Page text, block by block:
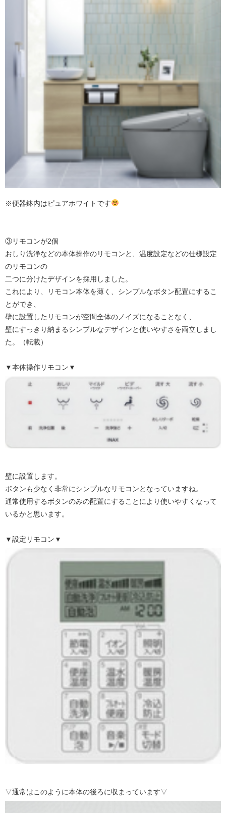
※便器鉢内はピュアホワイトです
③リモコンが2個
おしり洗浄などの本体操作のリモコンと、温度設定などの仕様設定
のリモコンの
二つに分けたデザインを採用しました。
これにより、リモコン本体を薄く、シンプルなボタン配置にするこ
とができ、
壁に設置したリモコンが空間全体のノイズになることなく、
壁にすっきり納まるシンプルなデザインと使いやすさを両立しまし
た。（転載）
▼本体操作リモコン▼
壁に設置します。
ボタンも少なく非常にシンプルなリモコンとなっていますね。
通常使用するボタンのみの配置にすることにより使いやすくなって
いるかと思います。
▼設定リモコン▼
▽通常はこのように本体の後ろに収まっています▽